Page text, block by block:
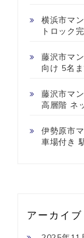
横浜市マ
トロック
藤沢市マ
向け 5名
藤沢市マ
高層階 ネ
伊勢原市
車場付き
アーカイブ